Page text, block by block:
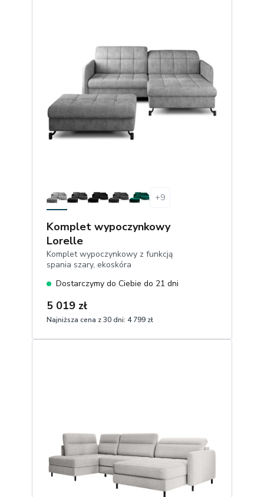
+9
Komplet wypoczynkowy
Lorelle
Komplet wypoczynkowy z funkcją
spania szary, ekoskóra
Dostarczymy do Ciebie do 21 dni
5 019 zł
Najniższa cena z 30 dni: 4 799 zł
1